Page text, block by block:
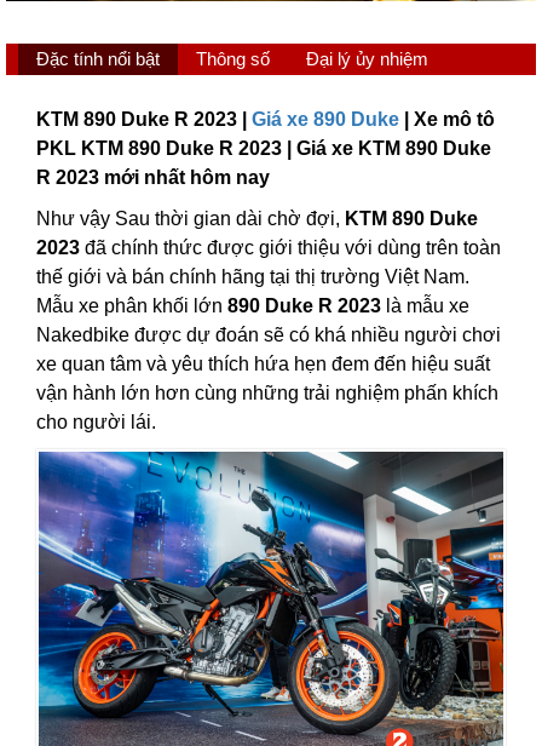
Đặc tính nổi bật Thông số Đại lý ủy nhiệm
KTM 890 Duke R 2023 | Giá xe 890 Duke | Xe mô tô
PKL KTM 890 Duke R 2023 | Giá xe KTM 890 Duke
R 2023 mới nhất hôm nay
Như vậy Sau thời gian dài chờ đợi, KTM 890 Duke
2023 đã chính thức được giới thiệu với dùng trên toàn
thế giới và bán chính hãng tại thị trường Việt Nam.
Mẫu xe phân khối lớn 890 Duke R 2023 là mẫu xe
Nakedbike được dự đoán sẽ có khá nhiều người chơi
xe quan tâm và yêu thích hứa hẹn đem đến hiệu suất
vận hành lớn hơn cùng những trải nghiệm phấn khích
cho người lái.